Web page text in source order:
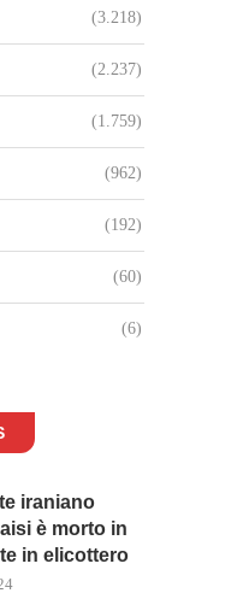
(3.218)
(2.237)
(1.759)
(962)
(192)
(60)
(6)
iraniano
è morto in
in elicottero